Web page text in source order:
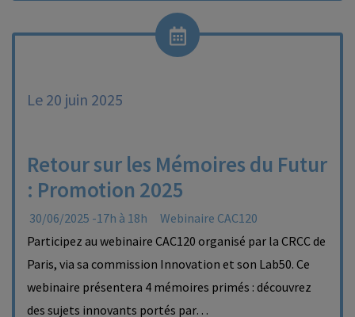
Le 20 juin 2025
Retour sur les Mémoires du Futur
: Promotion 2025
30/06/2025 -17h à 18h
Webinaire CAC120
Participez au webinaire CAC120 organisé par la CRCC de
Paris, via sa commission Innovation et son Lab50. Ce
webinaire présentera 4 mémoires primés : découvrez
des sujets innovants portés par…